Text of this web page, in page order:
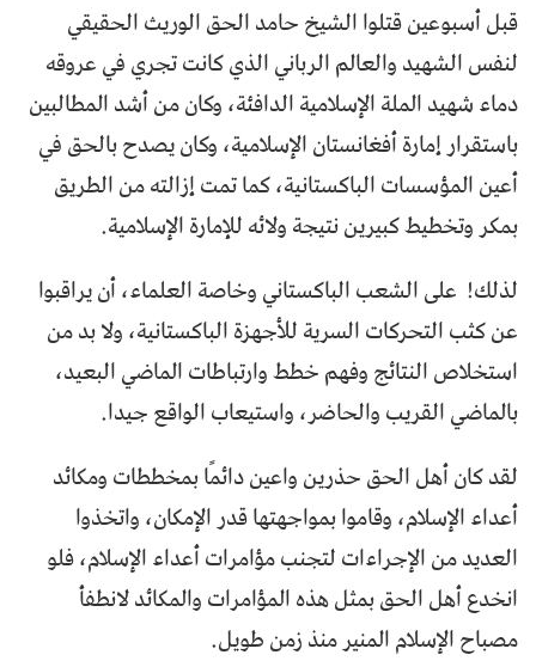
قبل أسبوعين قتلوا الشيخ حامد الحق الوريث الحقيقي
لنفس الشهيد والعالم الرباني الذي كانت تجري في عروقه
دماء شهيد الملة الإسلامية الدافئة، وكان من أشد المطالبين
باستقرار إمارة أفغانستان الإسلامية، وكان يصدح بالحق في
أعين المؤسسات الباكستانية، كما تمت إزالته من الطريق
بمكر وتخطيط كبيرين نتيجة ولائه للإمارة الإسلامية.
لذلك! على الشعب الباكستاني وخاصة العلماء، أن يراقبوا
عن كثب التحركات السرية للأجهزة الباكستانية، ولا بد من
استخلاص النتائج وفهم خطط وارتباطات الماضي البعيد،
بالماضي القريب والحاضر، واستيعاب الواقع جيدا.
لقد كان أهل الحق حذرين واعين دائمًا بمخططات ومكائد
أعداء الإسلام، وقاموا بمواجهتها قدر الإمكان، واتخذوا
العديد من الإجراءات لتجنب مؤامرات أعداء الإسلام، فلو
انخدع أهل الحق بمثل هذه المؤامرات والمكائد لانطفأ
مصباح الإسلام المنير منذ زمن طويل.